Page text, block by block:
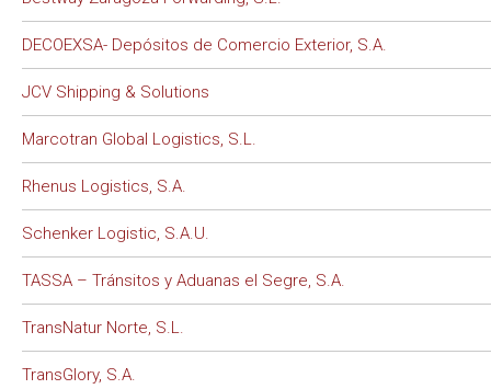
DECOEXSA- Depósitos de Comercio Exterior, S.A.
JCV Shipping & Solutions
Marcotran Global Logistics, S.L.
Rhenus Logistics, S.A.
Schenker Logistic, S.A.U.
TASSA – Tránsitos y Aduanas el Segre, S.A.
TransNatur Norte, S.L.
TransGlory, S.A.